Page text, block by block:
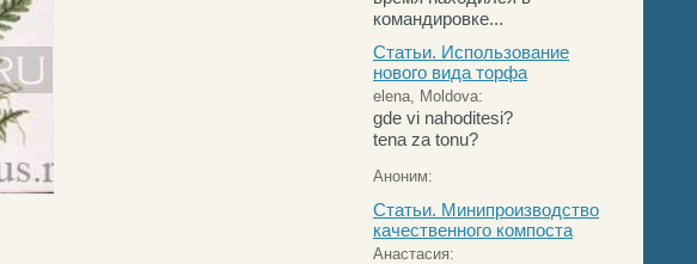
командировке...
Статьи. Использование
нового вида торфа
elena, Moldova:
gde vi nahoditesi?
tena za tonu?
Аноним:
Статьи. Минипроизводство
качественного компоста
Анастасия: